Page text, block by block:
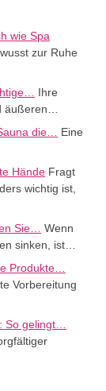
wie Spa
zur Ruhe
Ihre
äußeren…
die…
Eine
Hände Fragt
wichtig ist,
Sie…
Wenn
sinken, ist…
Produkte…
Vorbereitung
So gelingt…